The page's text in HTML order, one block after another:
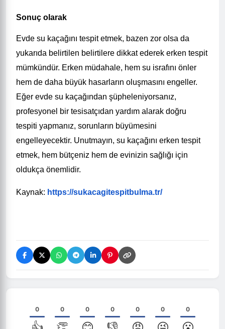
Sonuç olarak
Evde su kaçağını tespit etmek, bazen zor olsa da
yukarıda belirtilen belirtilere dikkat ederek erken tespit
mümkündür. Erken müdahale, hem su israfını önler
hem de daha büyük hasarların oluşmasını engeller.
Eğer evde su kaçağından şüpheleniyorsanız,
profesyonel bir tesisatçıdan yardım alarak doğru
tespiti yapmanız, sorunların büyümesini
engelleyecektir. Unutmayın, su kaçağını erken tespit
etmek, hem bütçeniz hem de evinizin sağlığı için
oldukça önemlidir.
Kaynak: https://sukacagitespitbulma.tr/
0 0 0 0 0 0 0